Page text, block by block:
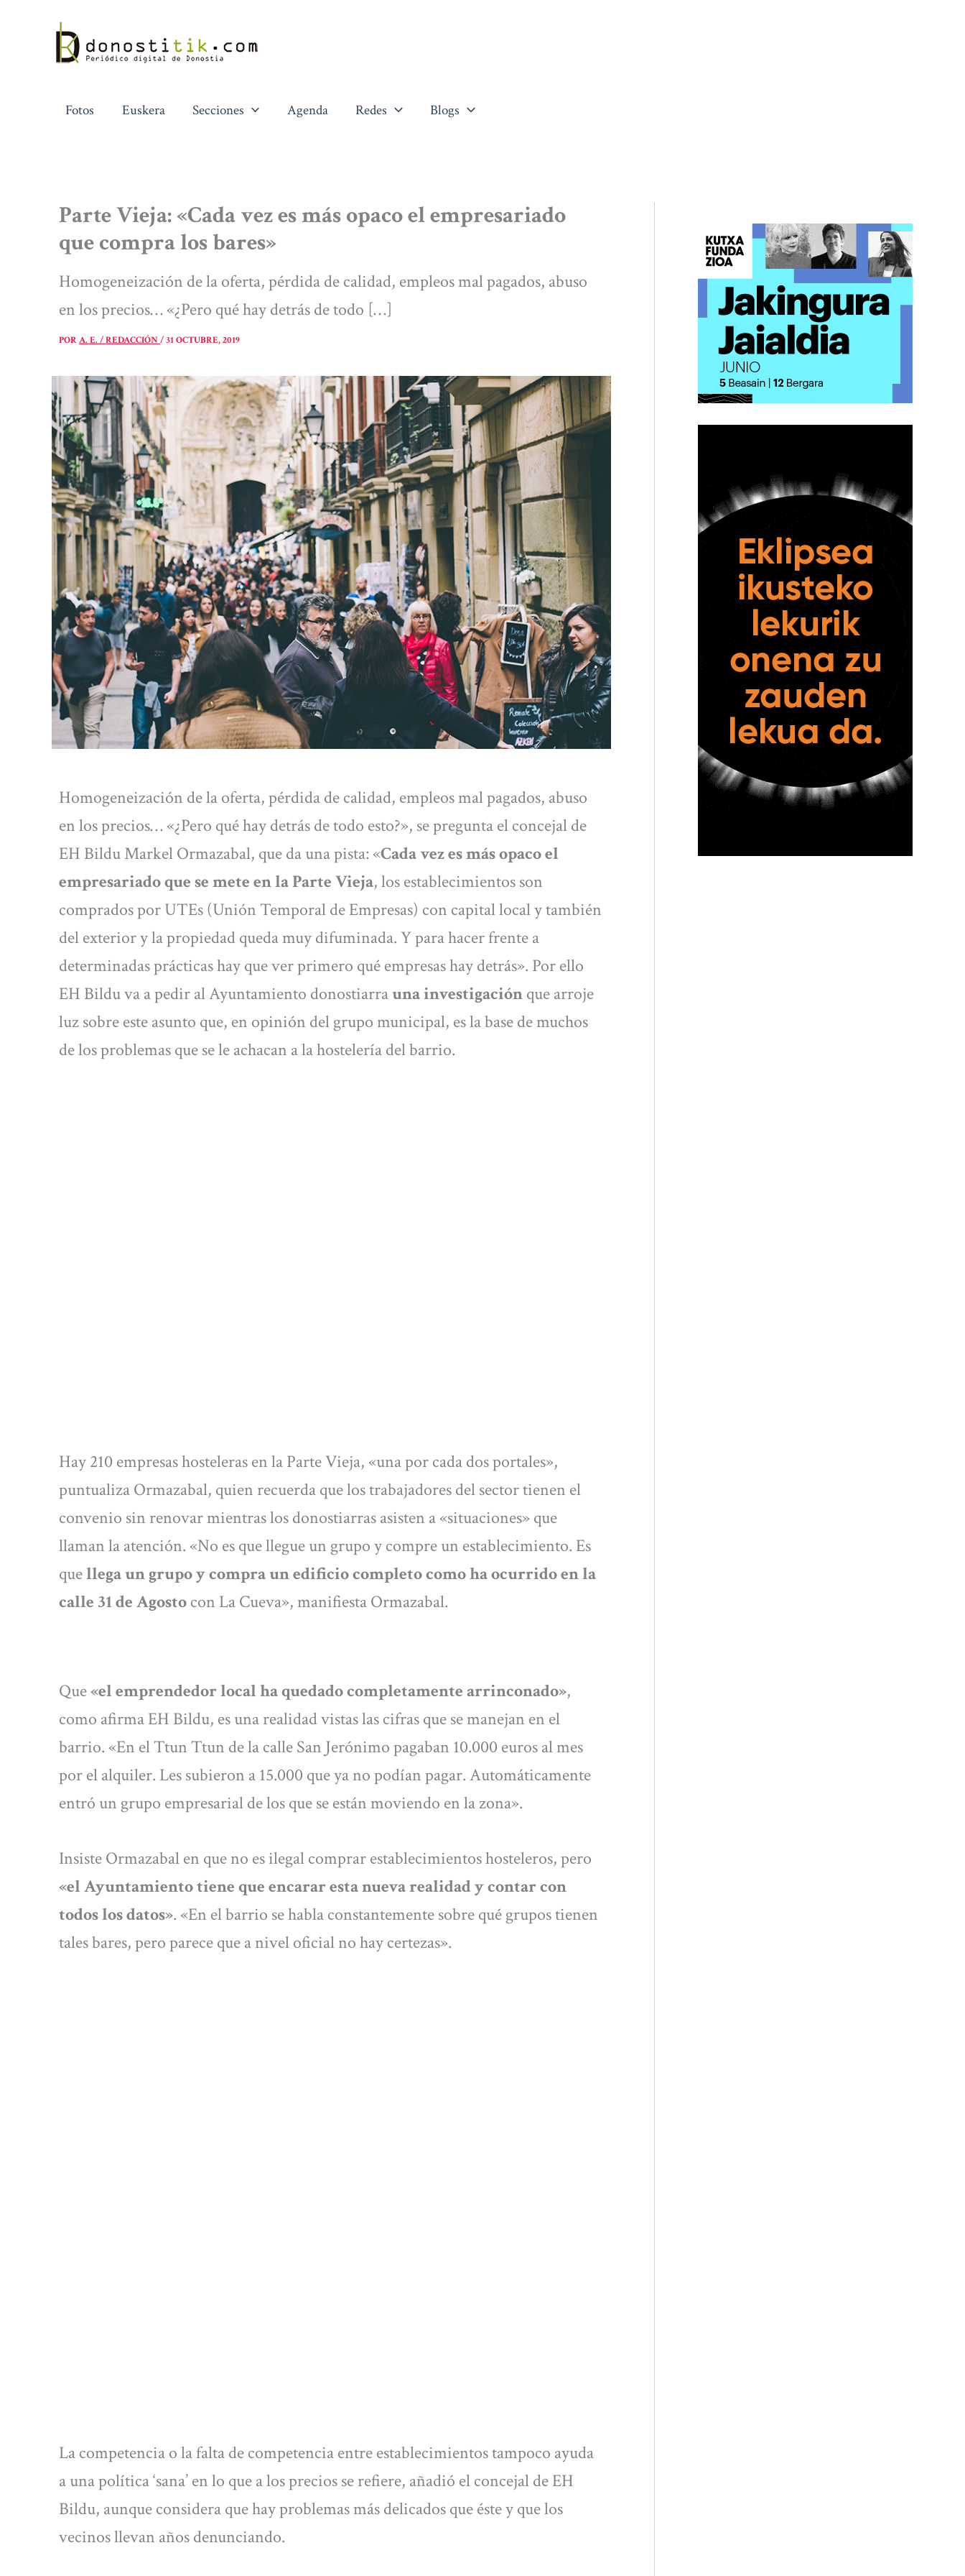
contenido
Fotos Euskera Secciones Agenda Redes Blogs
Parte Vieja: «Cada vez es más opaco el empresariado
que compra los bares»
Homogeneización de la oferta, pérdida de calidad, empleos mal pagados, abuso
en los precios… «¿Pero qué hay detrás de todo […]
PORA. E. / REDACCIÓN/31 OCTUBRE, 2019
Homogeneización de la oferta, pérdida de calidad, empleos mal pagados, abuso
en los precios… «¿Pero qué hay detrás de todo esto?», se pregunta el concejal de
EH Bildu Markel Ormazabal, que da una pista: «Cada vez es más opaco el
empresariado que se mete en la Parte Vieja, los establecimientos son
comprados por UTEs (Unión Temporal de Empresas) con capital local y también
del exterior y la propiedad queda muy difuminada. Y para hacer frente a
determinadas prácticas hay que ver primero qué empresas hay detrás». Por ello
EH Bildu va a pedir al Ayuntamiento donostiarrauna investigaciónque arroje
luz sobre este asunto que, en opinión del grupo municipal, es la base de muchos
de los problemas que se le achacan a la hostelería del barrio.
Hay 210 empresas hosteleras en la Parte Vieja, «una por cada dos portales»,
puntualiza Ormazabal, quien recuerda que los trabajadores del sector tienen el
convenio sin renovar mientras los donostiarras asisten a «situaciones» que
llaman la atención. «No es que llegue un grupo y compre un establecimiento. Es
quellega un grupo y compra un edificio completo como ha ocurrido en la
calle 31 de Agostocon La Cueva», manifiesta Ormazabal.
Que«el emprendedor local ha quedado completamente arrinconado»,
como afirma EH Bildu, es una realidad vistas las cifras que se manejan en el
barrio. «En el Ttun Ttun de la calle San Jerónimo pagaban 10.000 euros al mes
por el alquiler. Les subieron a 15.000 que ya no podían pagar. Automáticamente
entró un grupo empresarial de los que se están moviendo en la zona».
Insiste Ormazabal en que no es ilegal comprar establecimientos hosteleros, pero
«el Ayuntamiento tiene que encarar esta nueva realidad y contar con
todos los datos». «En el barrio se habla constantemente sobre qué grupos tienen
tales bares, pero parece que a nivel oficial no hay certezas».
La competencia o la falta de competencia entre establecimientos tampoco ayuda
a una política ‘sana’ en lo que a los precios se refiere, añadió el concejal de EH
Bildu, aunque considera que hay problemas más delicados que éste y que los
vecinos llevan años denunciando.